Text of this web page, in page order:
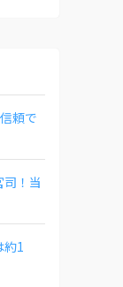
頼で
！当
1